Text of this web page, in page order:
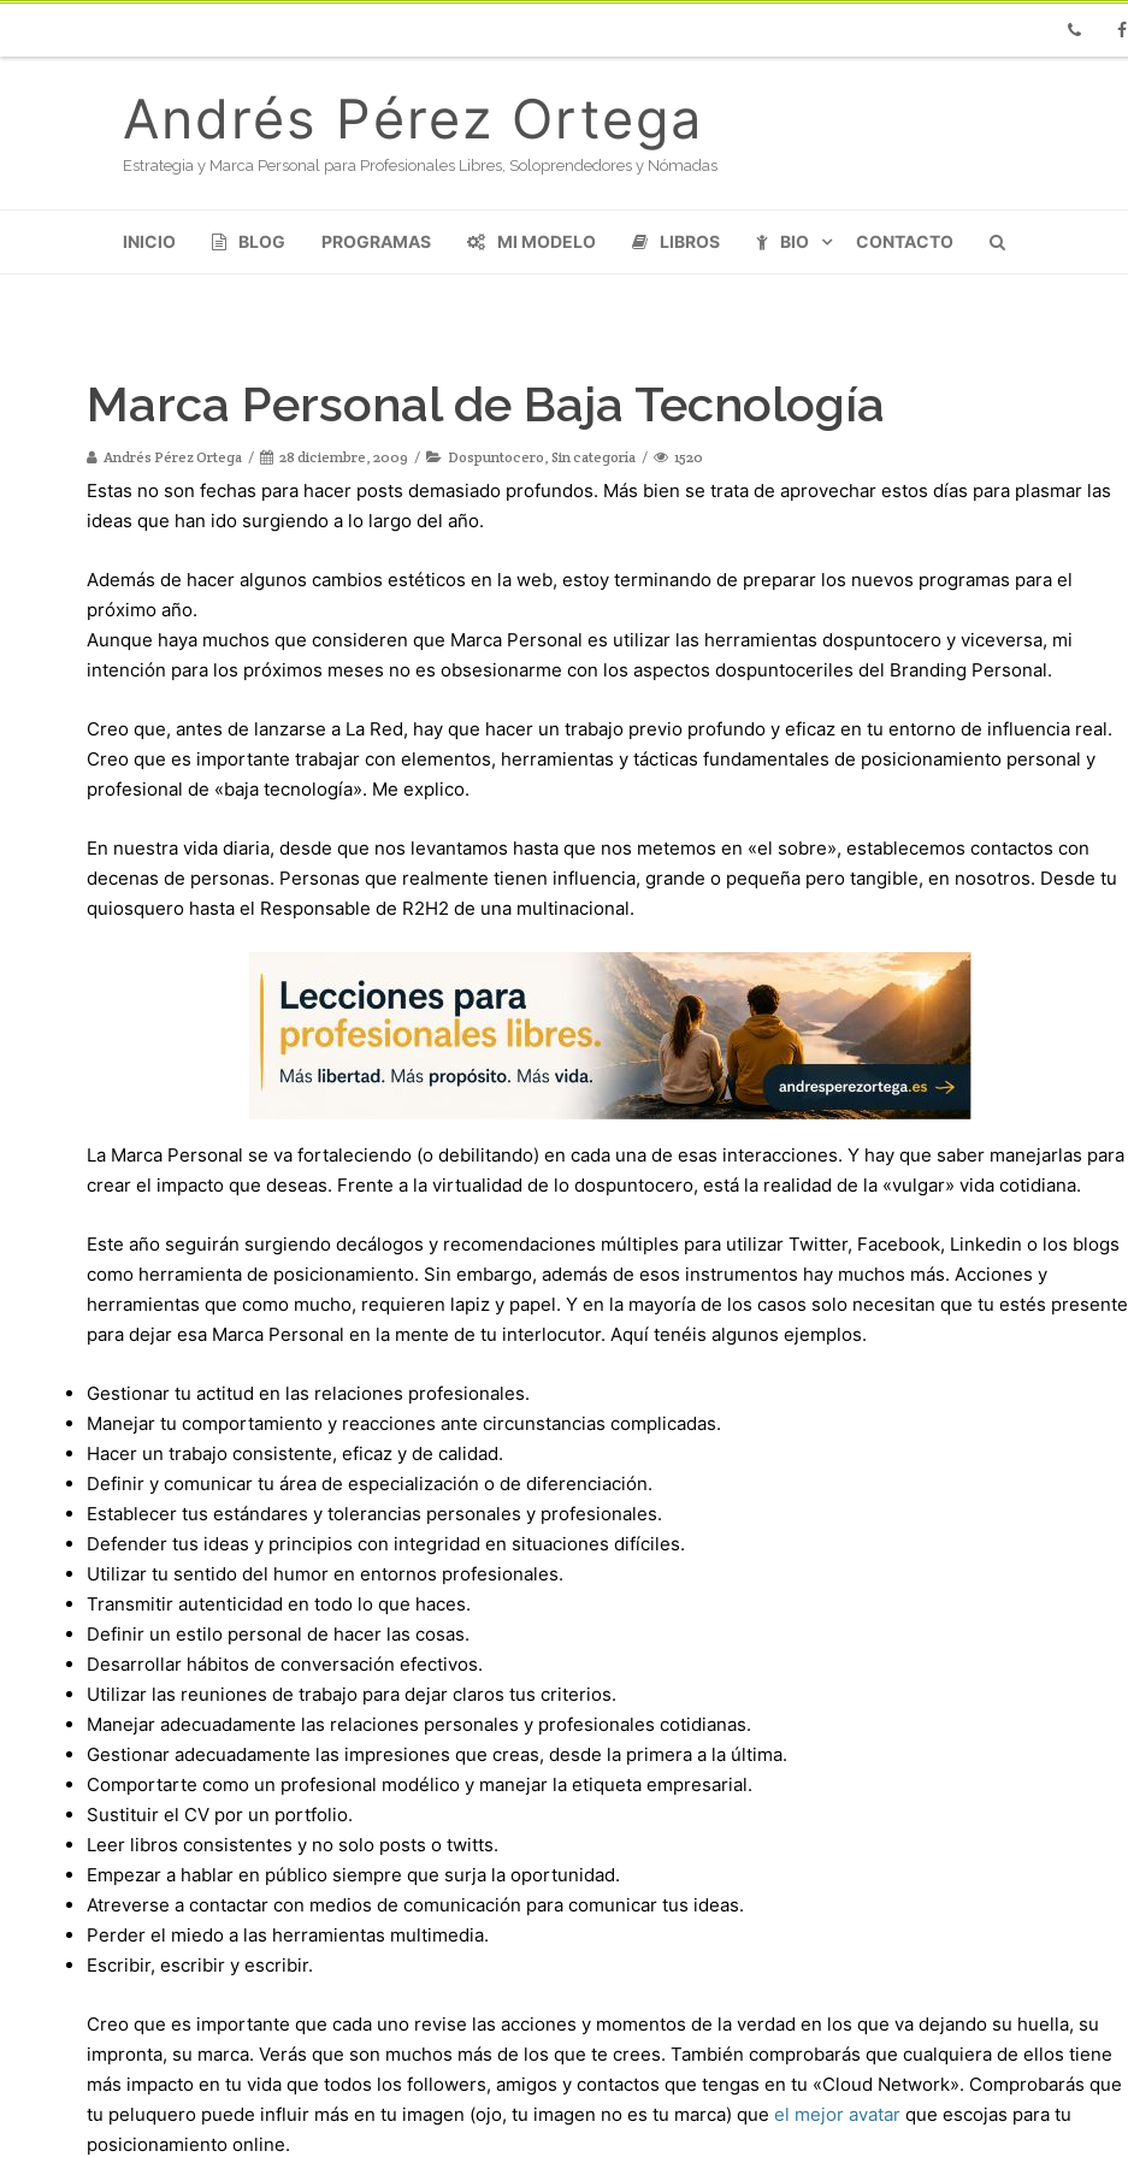
Andrés Pérez Ortega
Estrategia y Marca Personal para Profesionales Libres, Soloprendedores y Nómadas
INICIO BLOG PROGRAMAS MI MODELO LIBROS BIO CONTACTO
Marca Personal de Baja Tecnología
Andrés Pérez Ortega 28 diciembre, 2009 Dospuntocero, Sin categoría 1520
Estas no son fechas para hacer posts demasiado profundos. Más bien se trata de aprovechar estos días para plasmar las
ideas que han ido surgiendo a lo largo del año.
Además de hacer algunos cambios estéticos en la web, estoy terminando de preparar los nuevos programas para el
próximo año.
Aunque haya muchos que consideren que Marca Personal es utilizar las herramientas dospuntocero y viceversa, mi
intención para los próximos meses no es obsesionarme con los aspectos dospuntoceriles del Branding Personal.
Creo que, antes de lanzarse a La Red, hay que hacer un trabajo previo profundo y eficaz en tu entorno de influencia real.
Creo que es importante trabajar con elementos, herramientas y tácticas fundamentales de posicionamiento personal y
profesional de «baja tecnología». Me explico.
En nuestra vida diaria, desde que nos levantamos hasta que nos metemos en «el sobre», establecemos contactos con
decenas de personas. Personas que realmente tienen influencia, grande o pequeña pero tangible, en nosotros. Desde tu
quiosquero hasta el Responsable de R2H2 de una multinacional.
La Marca Personal se va fortaleciendo (o debilitando) en cada una de esas interacciones. Y hay que saber manejarlas para
crear el impacto que deseas. Frente a la virtualidad de lo dospuntocero, está la realidad de la «vulgar» vida cotidiana.
Este año seguirán surgiendo decálogos y recomendaciones múltiples para utilizar Twitter, Facebook, Linkedin o los blogs
como herramienta de posicionamiento. Sin embargo, además de esos instrumentos hay muchos más. Acciones y
herramientas que como mucho, requieren lapiz y papel. Y en la mayoría de los casos solo necesitan que tu estés presente
para dejar esa Marca Personal en la mente de tu interlocutor. Aquí tenéis algunos ejemplos.
Gestionar tu actitud en las relaciones profesionales.
Manejar tu comportamiento y reacciones ante circunstancias complicadas.
Hacer un trabajo consistente, eficaz y de calidad.
Definir y comunicar tu área de especialización o de diferenciación.
Establecer tus estándares y tolerancias personales y profesionales.
Defender tus ideas y principios con integridad en situaciones difíciles.
Utilizar tu sentido del humor en entornos profesionales.
Transmitir autenticidad en todo lo que haces.
Definir un estilo personal de hacer las cosas.
Desarrollar hábitos de conversación efectivos.
Utilizar las reuniones de trabajo para dejar claros tus criterios.
Manejar adecuadamente las relaciones personales y profesionales cotidianas.
Gestionar adecuadamente las impresiones que creas, desde la primera a la última.
Comportarte como un profesional modélico y manejar la etiqueta empresarial.
Sustituir el CV por un portfolio.
Leer libros consistentes y no solo posts o twitts.
Empezar a hablar en público siempre que surja la oportunidad.
Atreverse a contactar con medios de comunicación para comunicar tus ideas.
Perder el miedo a las herramientas multimedia.
Escribir, escribir y escribir.
Creo que es importante que cada uno revise las acciones y momentos de la verdad en los que va dejando su huella, su
impronta, su marca. Verás que son muchos más de los que te crees. También comprobarás que cualquiera de ellos tiene
más impacto en tu vida que todos los followers, amigos y contactos que tengas en tu «Cloud Network». Comprobarás que
tu peluquero puede influir más en tu imagen (ojo, tu imagen no es tu marca) que el mejor avatar que escojas para tu
posicionamiento online.